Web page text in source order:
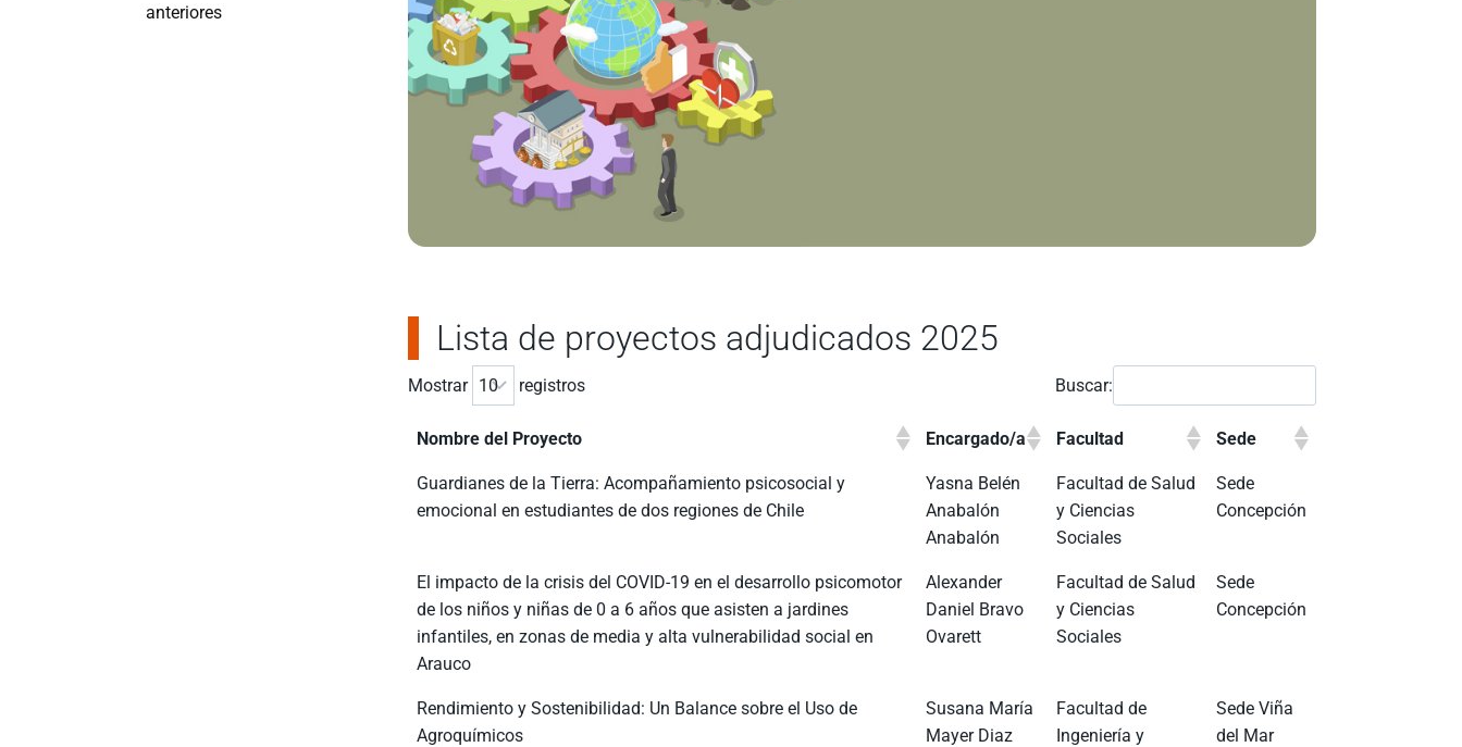
anteriores
Lista de proyectos adjudicados 2025
Mostrar registros Buscar:
Nombre del Proyecto Encargado/a Facultad Sede
Guardianes de la Tierra: Acompañamiento psicosocial y
emocional en estudiantes de dos regiones de Chile
Yasna Belén
Anabalón
Anabalón
Facultad de Salud
y Ciencias
Sociales
Sede
Concepción
El impacto de la crisis del COVID-19 en el desarrollo psicomotor
de los niños y niñas de 0 a 6 años que asisten a jardines
infantiles, en zonas de media y alta vulnerabilidad social en
Arauco
Alexander
Daniel Bravo
Ovarett
Facultad de Salud
y Ciencias
Sociales
Sede
Concepción
Rendimiento y Sostenibilidad: Un Balance sobre el Uso de
Agroquímicos
Susana María
Mayer Diaz
Facultad de
Ingeniería y
Sede Viña
del Mar